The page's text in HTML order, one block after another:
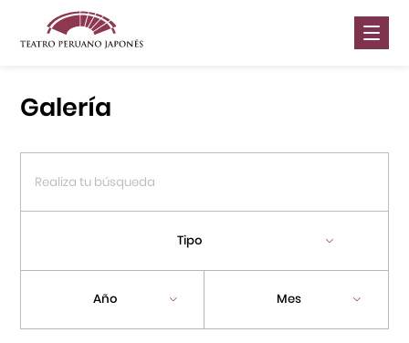
Centro Cultural Peruano Japonés
Galería
Tipo
Año Mes